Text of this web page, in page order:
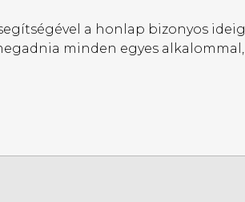
a honlap bizonyos ideig
minden egyes alkalommal,